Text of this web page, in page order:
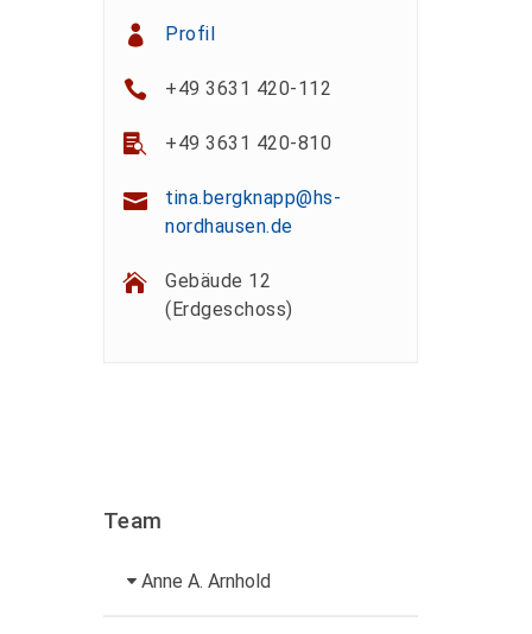
Profil
+49 3631 420-112
+49 3631 420-810
tina.bergknapp@hs-
nordhausen.de
Gebäude 12
(Erdgeschoss)
Team
Anne A. Arnhold